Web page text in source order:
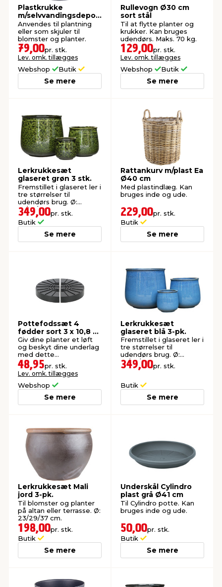
Plastkrukke
m/selvvandingsdepot
sort Ø29 cm
Anvendes til plantning
eller som skjuler til
blomster og planter.
79,00pr. stk.
Lev. omk. tillægges
Webshop Butik
Se mere
Rullevogn Ø30 cm
sort stål
Til at flytte planter og
krukker. Kan bruges
udendørs. Maks. 70 kg.
129,00pr. stk.
Lev. omk. tillægges
Webshop Butik
Se mere
Lerkrukkesæt
glaseret grøn 3 stk.
Fremstillet i glaseret ler i
tre størrelser til
udendørs brug. Ø:
37/27/18 cm.
349,00pr. stk.
Butik
Se mere
Rattankurv m/plast Ea
Ø40 cm
Med plastindlæg. Kan
bruges inde og ude.
229,00pr. stk.
Butik
Se mere
Pottefodssæt 4
fødder sort 3 x 10,8 x
10,8 cm
Giv dine planter et løft
og beskyt dine underlag
med dette
pottefodssæt.
48,95pr. stk.
Lev. omk. tillægges
Webshop
Se mere
Lerkrukkesæt
glaseret blå 3-pk.
Fremstillet i glaseret ler i
tre størrelser til
udendørs brug. Ø:
37/27/18 cm.
349,00pr. stk.
Butik
Se mere
Lerkrukkesæt Mali
jord 3-pk.
Til blomster og planter
på altan eller terrasse. Ø:
23/29/37 cm.
198,00pr. stk.
Butik
Se mere
Underskål Cylindro
plast grå Ø41 cm
Til Cylindro potte. Kan
bruges inde og ude.
50,00pr. stk.
Butik
Se mere